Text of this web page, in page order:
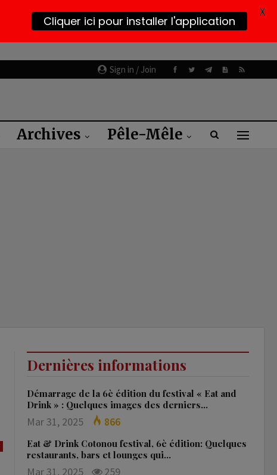
Sign in / Join
Archives Pêle-Mêle
Dernières informations
Démarrage de la 6è édition du festival « Eat and
Drink » : Quelques images des derniers…
Mar 31, 2025 866
Eat & Drink Cotonou festival, 6è édition: Quelques
restaurants, bars et lounges qui…
Mar 31, 2025 259
Cliquer ici pour installer l'application X